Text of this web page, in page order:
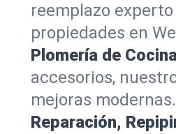
reemplazo
propiedades en
Plomería de
accesorios,
mejoras modernas.
Reparación,